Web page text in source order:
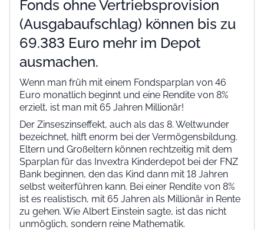
Fonds ohne Vertriebsprovision
(Ausgabaufschlag) können bis zu
69.383 Euro mehr im Depot
ausmachen.
Wenn man früh mit einem Fondsparplan von 46
Euro monatlich beginnt und eine Rendite von 8%
erzielt, ist man mit 65 Jahren Millionär!
Der Zinseszinseffekt, auch als das 8. Weltwunder
bezeichnet, hilft enorm bei der Vermögensbildung.
Eltern und Großeltern können rechtzeitig mit dem
Sparplan für das Invextra Kinderdepot bei der FNZ
Bank beginnen, den das Kind dann mit 18 Jahren
selbst weiterführen kann. Bei einer Rendite von 8%
ist es realistisch, mit 65 Jahren als Millionär in Rente
zu gehen. Wie Albert Einstein sagte, ist das nicht
unmöglich, sondern reine Mathematik.